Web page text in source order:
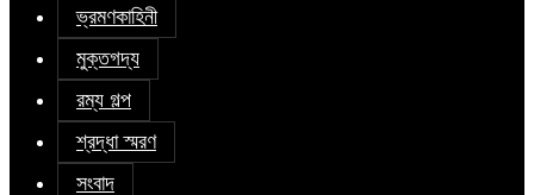
ভ্রমণকাহিনী
মুক্তগদ্য
রম্য গল্প
শ্রদ্ধা স্মরণ
সংবাদ